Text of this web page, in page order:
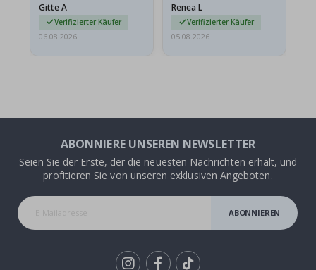
Gitte A
Verifizierter Käufer
06.08.2026
beschädigt…
Renea L
Verifizierter Käufer
05.08.2026
ABONNIERE UNSEREN NEWSLETTER
Seien Sie der Erste, der die neuesten Nachrichten erhält, und
profitieren Sie von unseren exklusiven Angeboten.
ABONNIEREN